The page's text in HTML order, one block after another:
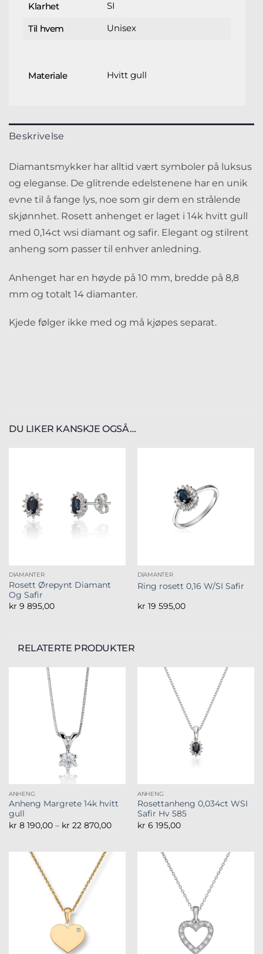
Klarhet SI
Til hvem Unisex
Materiale Hvitt gull
Beskrivelse
Diamantsmykker har alltid vært symboler på luksus
og eleganse. De glitrende edelstenene har en unik
evne til å fange lys, noe som gir dem en strålende
skjønnhet. Rosett anhenget er laget i 14k hvitt gull
med 0,14ct wsi diamant og safir. Elegant og stilrent
anheng som passer til enhver anledning.
Anhenget har en høyde på 10 mm, bredde på 8,8
mm og totalt 14 diamanter.
Kjede følger ikke med og må kjøpes separat.
DU LIKER KANSKJE OGSÅ…
DIAMANTER
Rosett Ørepynt Diamant
Og Safir
kr 9 895,00
DIAMANTER
Ring rosett 0,16 W/SI Safir
kr 19 595,00
RELATERTE PRODUKTER
ANHENG
Anheng Margrete 14k hvitt
gull
kr 8 190,00 – kr 22 870,00Prisområde:
ANHENG
Rosettanheng 0,034ct WSI
Safir Hv 585
kr 6 195,00